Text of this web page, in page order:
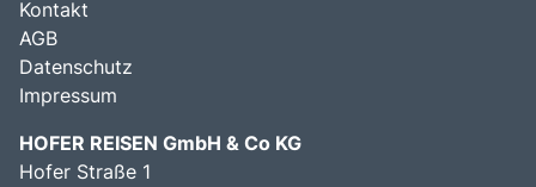
Kontakt
AGB
Datenschutz
Impressum
HOFER REISEN GmbH & Co KG
Hofer Straße 1